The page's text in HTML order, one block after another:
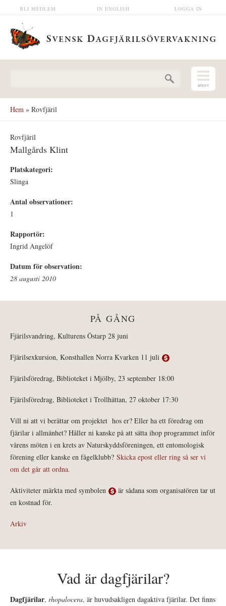
Hoppa till huvudinnehåll LOGGA IN
IN ENGLISH
BLI MEDLEM
Hem » Rovfjäril
Rovfjäril
Mallgårds Klint
Platskategori:
Slinga
Antal observationer:
1
Rapportör:
Ingrid Angelöf
Datum för observation:
28 augusti 2010
PÅ GÅNG
Fjärilsvandring, Kulturens Östarp 28 juni
Fjärilsexkursion, Konsthallen Norra Kvarken 11 juli
Fjärilsföredrag, Biblioteket i Mjölby, 23 september 18:00
Fjärilsföredrag, Biblioteket i Trollhättan, 27 oktober 17:30
Vill ni att vi berättar om projektet hos er? Eller ha ett föredrag om
fjärilar i allmänhet? Håller ni kanske på att sätta ihop programmet inför
vårens möten i en krets av Naturskyddsföreningen, ett entomologisk
förening eller kanske en fågelklubb? Skicka epost eller ring så ser vi
om det går att ordna.
Aktiviteter märkta med symbolen
är sådana som organisatören tar ut
en kostnad för.
Arkiv
Vad är dagfjärilar?
Dagfjärilar, rhopalocera, är huvudsakligen dagaktiva fjärilar. Det finns